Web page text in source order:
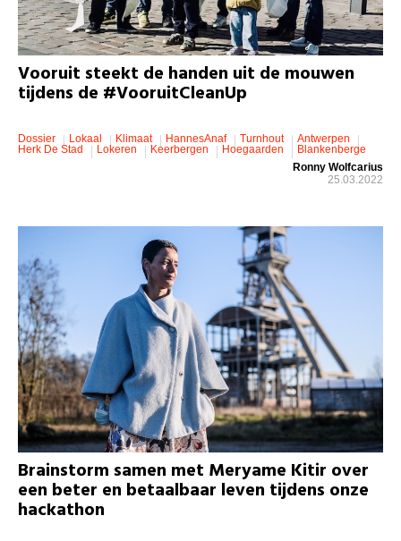
Vooruit steekt de handen uit de mouwen
tijdens de #VooruitCleanUp
Dossier Lokaal Klimaat HannesAnaf Turnhout
Antwerpen
Herk De Stad
Lokeren Keerbergen Hoegaarden
Blankenberge
Ronny Wolfcarius
25.03.2022
Brainstorm samen met Meryame Kitir over
een beter en betaalbaar leven tijdens onze
hackathon